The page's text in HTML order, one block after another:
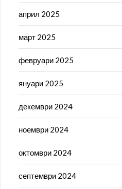
април 2025
март 2025
февруари 2025
януари 2025
декември 2024
ноември 2024
октомври 2024
септември 2024